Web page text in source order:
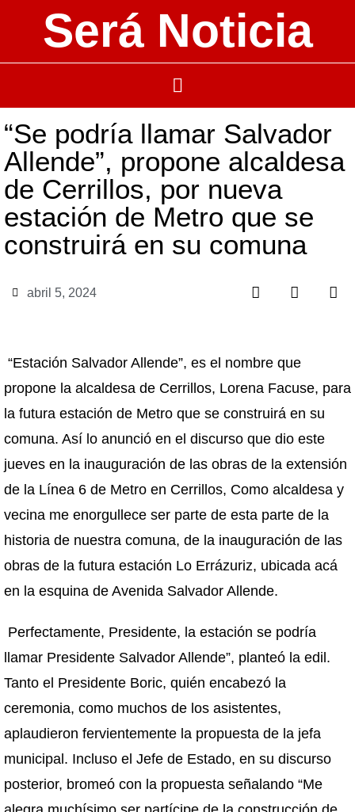
Será Noticia
“Se podría llamar Salvador
Allende”, propone alcaldesa
de Cerrillos, por nueva
estación de Metro que se
construirá en su comuna
abril 5, 2024
“Estación Salvador Allende”, es el nombre que
propone la alcaldesa de Cerrillos, Lorena Facuse, para
la futura estación de Metro que se construirá en su
comuna. Así lo anunció en el discurso que dio este
jueves en la inauguración de las obras de la extensión
de la Línea 6 de Metro en Cerrillos, Como alcaldesa y
vecina me enorgullece ser parte de esta parte de la
historia de nuestra comuna, de la inauguración de las
obras de la futura estación Lo Errázuriz, ubicada acá
en la esquina de Avenida Salvador Allende.
Perfectamente, Presidente, la estación se podría
llamar Presidente Salvador Allende”, planteó la edil.
Tanto el Presidente Boric, quién encabezó la
ceremonia, como muchos de los asistentes,
aplaudieron fervientemente la propuesta de la jefa
municipal. Incluso el Jefe de Estado, en su discurso
posterior, bromeó con la propuesta señalando “Me